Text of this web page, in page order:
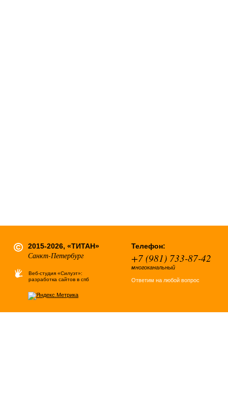
2015-2026, «ТИТАН»
Санкт-Петербург
Веб-студия «Силуэт»:
разработка сайтов в спб
Телефон:
+7 (981) 733-87-42
многоканальный
Ответим на любой вопрос